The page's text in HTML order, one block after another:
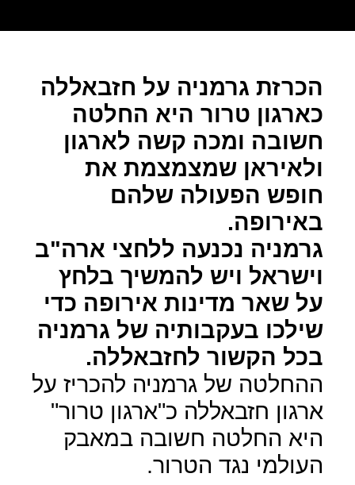
הכרזת גרמניה על חזבאללה
כארגון טרור היא החלטה
חשובה ומכה קשה לארגון
ולאיראן שמצמצמת את
חופש הפעולה שלהם
באירופה.
גרמניה נכנעה ללחצי ארה"ב
וישראל ויש להמשיך בלחץ
על שאר מדינות אירופה כדי
שילכו בעקבותיה של גרמניה
בכל הקשור לחזבאללה.
ההחלטה של גרמניה להכריז על
ארגון חזבאללה כ"ארגון טרור"
היא החלטה חשובה במאבק
העולמי נגד הטרור.